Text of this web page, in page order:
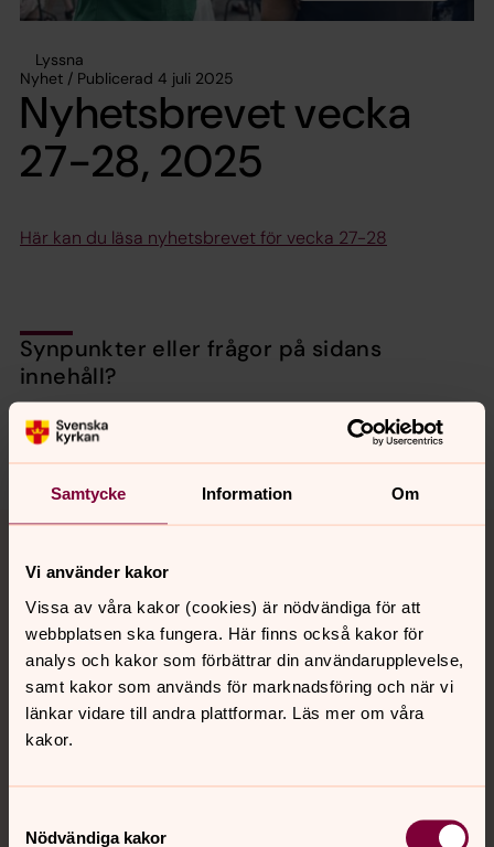
Samtycke Information Om
Vi använder kakor
Vissa av våra kakor (cookies) är nödvändiga för att
webbplatsen ska fungera. Här finns också kakor för
analys och kakor som förbättrar din användarupplevelse,
samt kakor som används för marknadsföring och när vi
länkar vidare till andra plattformar. Läs mer om våra
kakor.
Nödvändiga kakor
Lyssna
Nyhet / Publicerad 4 juli 2025
Nyhetsbrevet vecka
27-28, 2025
Här kan du läsa nyhetsbrevet för vecka 27-28
Synpunkter eller frågor på sidans
innehåll?
valbo-hedesunda.pastorat@svenskakyrkan.se
Dela
Tillbaka till toppen
Tillbaka till innehållet
Kontakt
Kalender
Hitta snabbt